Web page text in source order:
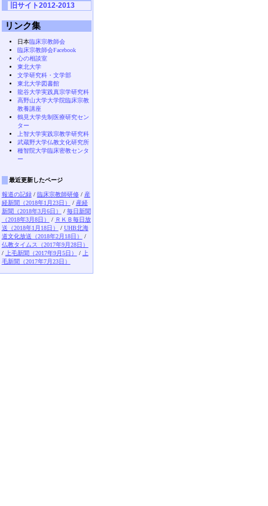
旧サイト2012-2013
リンク集
日本臨床宗教師会
臨床宗教師会Facebook
心の相談室
東北大学
文学研究科・文学部
東北大学図書館
龍谷大学実践真宗学研究科
高野山大学大学院臨床宗教
教養講座
鶴見大学先制医療研究セン
ター
上智大学実践宗教学研究科
武蔵野大学仏教文化研究所
種智院大学臨床密教センタ
ー
最近更新したページ
報道の記録/ 臨床宗教師研修/ 産
経新聞（2018年1月23日）
/ 産経
新聞（2018年3月6日）
/ 毎日新聞
（2018年3月8日）
/ ＲＫＢ毎日放
送（2018年1月18日）
/ UHB北海
道文化放送（2018年2月18日）
/
仏教タイムス（2017年9月28日）
/
上毛新聞（2017年9月5日） /
上
毛新聞（2017年7月23日）